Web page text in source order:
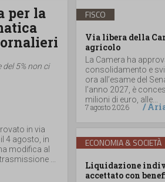
per la
5% non ci
in via
4 agosto, in
modifica al
...
FISCO
Via libera della
agricolo
La Camera ha
consolidamento e
ora all’esame del
l’anno 2027, è
milioni di euro, alle...
7 agosto 2026
/
ECONOMIA & SOCIETÀ
Liquidazione
accettato con